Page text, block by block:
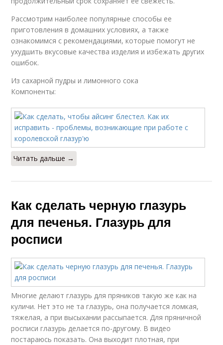
Рассмотрим наиболее популярные способы ее
приготовления в домашних условиях, а также
ознакомимся с рекомендациями, которые помогут не
ухудшить вкусовые качества изделия и избежать других
ошибок.
Из сахарной пудры и лимонного сока
Компоненты:
Читать дальше →
Как сделать черную глазурь
для печенья. Глазурь для
росписи
Многие делают глазурь для пряников такую же как на
куличи. Нет это не та глазурь, она получается ломкая,
тяжелая, а при высыхании рассыпается. Для пряничной
росписи глазурь делается по-другому. В видео
постараюсь показать. Она выходит плотная, при